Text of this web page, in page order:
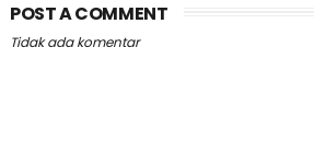
POST A COMMENT
Tidak ada komentar